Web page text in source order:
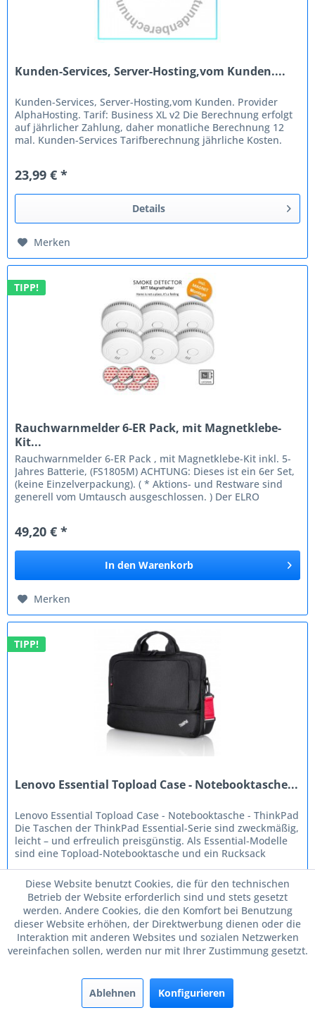
Kunden-Services, Server-Hosting,vom Kunden....
Kunden-Services, Server-Hosting,vom Kunden. Provider
AlphaHosting. Tarif: Business XL v2 Die Berechnung erfolgt
auf jährlicher Zahlung, daher monatliche Berechnung 12
mal. Kunden-Services Tarifberechnung jährliche Kosten.
23,99 € *
Details
Merken
TIPP!
Rauchwarnmelder 6-ER Pack, mit Magnetklebe-
Kit...
Rauchwarnmelder 6-ER Pack , mit Magnetklebe-Kit inkl. 5-
Jahres Batterie, (FS1805M) ACHTUNG: Dieses ist ein 6er Set,
(keine Einzelverpackung). ( * Aktions- und Restware sind
generell vom Umtausch ausgeschlossen. ) Der ELRO
49,20 € *
In den Warenkorb
Merken
TIPP!
Lenovo Essential Topload Case - Notebooktasche...
Lenovo Essential Topload Case - Notebooktasche - ThinkPad
Die Taschen der ThinkPad Essential-Serie sind zweckmäßig,
leicht – und erfreulich preisgünstig. Als Essential-Modelle
sind eine Topload-Notebooktasche und ein Rucksack
erhältlich....
39,90 € *
In den Warenkorb
Merken
Diese Website benutzt Cookies, die für den technischen
Betrieb der Website erforderlich sind und stets gesetzt
werden. Andere Cookies, die den Komfort bei Benutzung
dieser Website erhöhen, der Direktwerbung dienen oder die
Interaktion mit anderen Websites und sozialen Netzwerken
vereinfachen sollen, werden nur mit Ihrer Zustimmung gesetzt.
Ablehnen Konfigurieren